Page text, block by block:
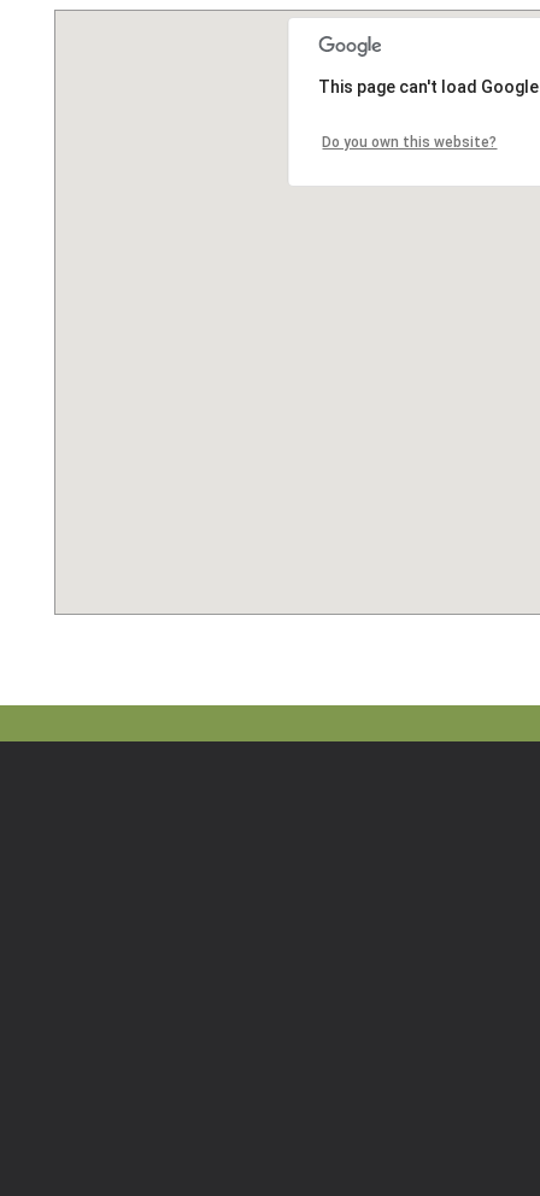
This page can't load
Do you own this website?